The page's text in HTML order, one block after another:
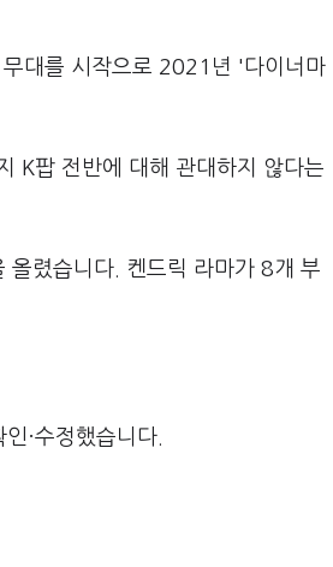
대를 시작으로 2021년 '다이너마
K팝 전반에 대해 관대하지 않다는
올렸습니다. 켄드릭 라마가 8개 부
·수정했습니다.